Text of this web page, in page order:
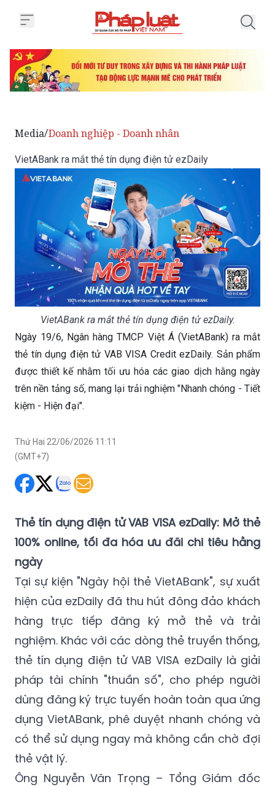
Media/Doanh nghiệp - Doanh nhân
VietABank ra mắt thẻ tín dụng điện tử ezDaily
VietABank ra mắt thẻ tín dụng điện tử ezDaily.
Ngày 19/6, Ngân hàng TMCP Việt Á (VietABank) ra mắt
thẻ tín dụng điện tử VAB VISA Credit ezDaily. Sản phẩm
được thiết kế nhằm tối ưu hóa các giao dịch hằng ngày
trên nền tảng số, mang lại trải nghiệm "Nhanh chóng - Tiết
kiệm - Hiện đại".
Thứ Hai 22/06/2026 11:11
(GMT+7)
Thẻ tín dụng điện tử VAB VISA ezDaily: Mở thẻ
100% online, tối đa hóa ưu đãi chi tiêu hằng
ngày
Tại sự kiện "Ngày hội thẻ VietABank", sự xuất
hiện của ezDaily đã thu hút đông đảo khách
hàng trực tiếp đăng ký mở thẻ và trải
nghiệm. Khác với các dòng thẻ truyền thống,
thẻ tín dụng điện tử VAB VISA ezDaily là giải
pháp tài chính "thuần số", cho phép người
dùng đăng ký trực tuyến hoàn toàn qua ứng
dụng VietABank, phê duyệt nhanh chóng và
có thể sử dụng ngay mà không cần chờ đợi
thẻ vật lý.
Ông Nguyễn Văn Trọng – Tổng Giám đốc